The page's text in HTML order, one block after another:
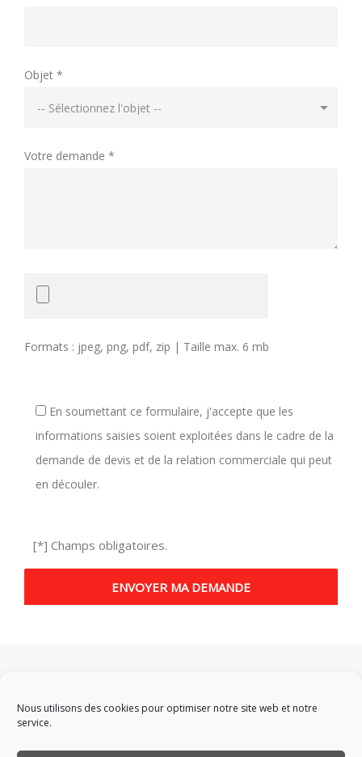
Nous utilisons des cookies pour optimiser notre site web et notre
service.
Objet *
Votre demande *
Formats : jpeg, png, pdf, zip | Taille max. 6 mb
En soumettant ce formulaire, j'accepte que les
informations saisies soient exploitées dans le cadre de la
demande de devis et de la relation commerciale qui peut
en découler.
[*] Champs obligatoires.